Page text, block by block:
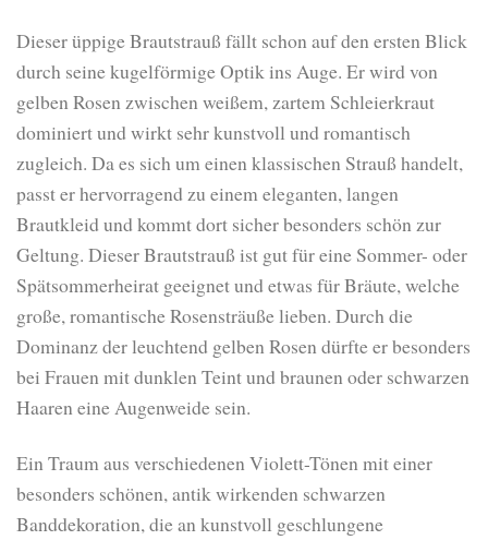
Dieser üppige Brautstrauß fällt schon auf den ersten Blick
durch seine kugelförmige Optik ins Auge. Er wird von
gelben Rosen zwischen weißem, zartem Schleierkraut
dominiert und wirkt sehr kunstvoll und romantisch
zugleich. Da es sich um einen klassischen Strauß handelt,
passt er hervorragend zu einem eleganten, langen
Brautkleid und kommt dort sicher besonders schön zur
Geltung. Dieser Brautstrauß ist gut für eine Sommer- oder
Spätsommerheirat geeignet und etwas für Bräute, welche
große, romantische Rosensträuße lieben. Durch die
Dominanz der leuchtend gelben Rosen dürfte er besonders
bei Frauen mit dunklen Teint und braunen oder schwarzen
Haaren eine Augenweide sein.
Ein Traum aus verschiedenen Violett-Tönen mit einer
besonders schönen, antik wirkenden schwarzen
Banddekoration, die an kunstvoll geschlungene